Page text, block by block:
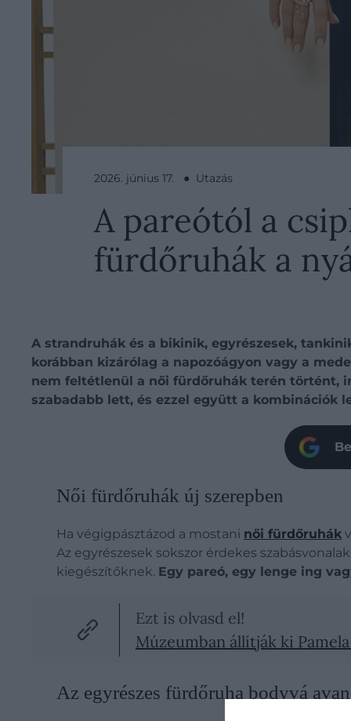
2026. június 17. ● Utazás
A pareótól a
fürdőruhák a
A strandruhák és a bikinik, egyrészesek,
korábban kizárólag a napozóágyon vagy a
nem feltétlenül a női fürdőruhák terén történt,
szabadabb lett, és ezzel együtt a kombinációk
Női fürdőruhák új szerepben
Ha végigpásztázod a mostani női fürdőruhák
Az egyrészesek sokszor érdekes
kiegészítőknek. Egy pareó, egy lenge ing
Ezt is olvasd el!
Múzeumban állítják ki
Az egyrészes fürdőruha bodyvá